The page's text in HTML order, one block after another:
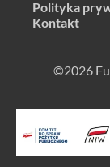
Polityka
Kontakt
©2026